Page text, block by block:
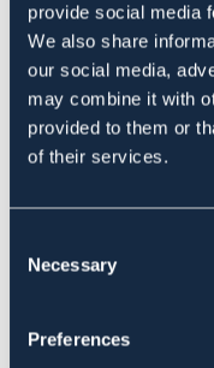
provide social media
We also share
our social media,
may combine it with
provided to them or
of their services.
Selection
Necessary
Preferences
Produktbeskrivning
Reflextäcke för hund
som knäpps lätt med
att fälla upp över
Stretch fram i under
Art.nr. 577216-RX-30
REFLEX
Material & mått